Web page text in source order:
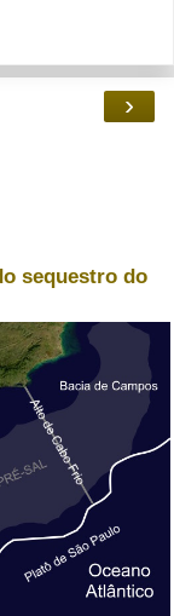
›
sequestro do